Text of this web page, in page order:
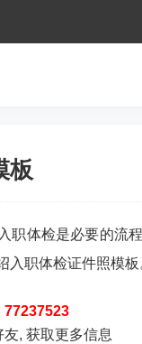
板
职体检是必要的流
职体检证件照模板
77237523
, 获取更多信息